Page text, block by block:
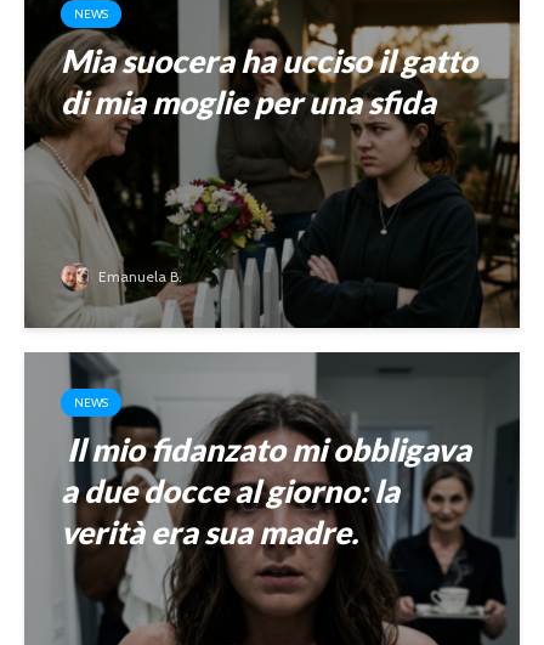
NEWS
Mia suocera ha ucciso il gatto
di mia moglie per una sfida
Emanuela B.
NEWS
Il mio fidanzato mi obbligava
a due docce al giorno: la
verità era sua madre.